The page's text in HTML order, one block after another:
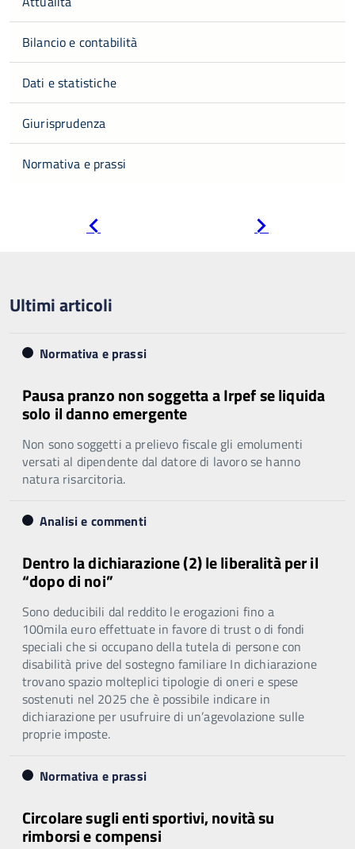
Bilancio e contabilità
Dati e statistiche
Giurisprudenza
Normativa e prassi
Ultimi articoli
Normativa e prassi
Pausa pranzo non soggetta a Irpef se liquida
solo il danno emergente
Non sono soggetti a prelievo fiscale gli emolumenti
versati al dipendente dal datore di lavoro se hanno
natura risarcitoria.
Analisi e commenti
Dentro la dichiarazione (2) le liberalità per il
“dopo di noi”
Sono deducibili dal reddito le erogazioni fino a
100mila euro effettuate in favore di trust o di fondi
speciali che si occupano della tutela di persone con
disabilità prive del sostegno familiare In dichiarazione
trovano spazio molteplici tipologie di oneri e spese
sostenuti nel 2025 che è possibile indicare in
dichiarazione per usufruire di un’agevolazione sulle
proprie imposte.
Normativa e prassi
Circolare sugli enti sportivi, novità su
rimborsi e compensi